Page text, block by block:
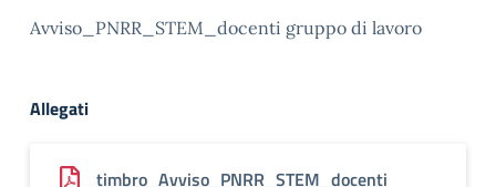
Avviso_PNRR_STEM_docenti gruppo di lavoro
Allegati
timbro_Avviso_PNRR_STEM_docenti